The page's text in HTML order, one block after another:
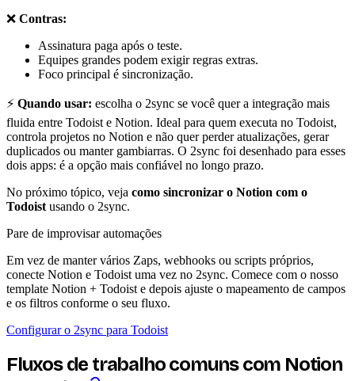
❌ Contras:
Assinatura paga após o teste.
Equipes grandes podem exigir regras extras.
Foco principal é sincronização.
⚡ Quando usar: escolha o 2sync se você quer a integração mais
fluida entre Todoist e Notion. Ideal para quem executa no Todoist,
controla projetos no Notion e não quer perder atualizações, gerar
duplicados ou manter gambiarras. O 2sync foi desenhado para esses
dois apps: é a opção mais confiável no longo prazo.
No próximo tópico, veja como sincronizar o Notion com o
Todoist usando o 2sync.
Pare de improvisar automações
Em vez de manter vários Zaps, webhooks ou scripts próprios,
conecte Notion e Todoist uma vez no 2sync. Comece com o nosso
template Notion + Todoist e depois ajuste o mapeamento de campos
e os filtros conforme o seu fluxo.
Configurar o 2sync para Todoist
Fluxos de trabalho comuns com Notion